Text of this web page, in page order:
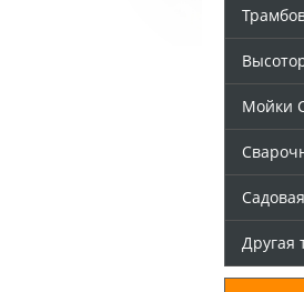
Мойки
Другая